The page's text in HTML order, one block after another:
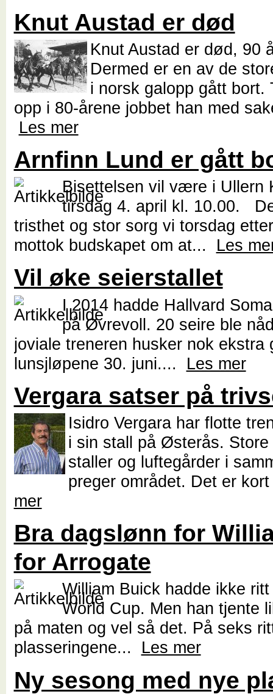
Knut Austad er død
Knut Austad er død, 90
Dermed er en av de
i norsk galopp gått bort.
opp i 80-årene jobbet han med
Les mer
Arnfinn Lund er gått
Bisettelsen vil være i Ullern
tirsdag 4. april kl. 10.00.
tristhet og stor sorg vi torsdag
mottok budskapet om at... Les
Vil øke seierstallet
I 2014 hadde Hallvard
på Øvrevoll. 20 seire ble
joviale treneren husker nok ekstra
lunsjløpene 30. juni.... Les mer
Vergara satser på
Isidro Vergara har flotte
i sin stall på Østerås. Store
staller og luftegårder i
preger området. Det er
mer
Bra dagslønn for
for Arrogate
William Buick hadde ikke
World Cup. Men han tjente
på maten og vel så det. På seks
plasseringene... Les mer
Ny sesong med nye